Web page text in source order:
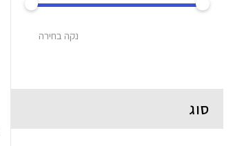
נקה בחירה
סוג